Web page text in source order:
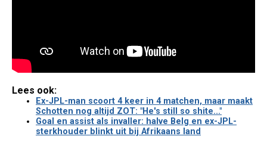
Lees ook:
Ex-JPL-man scoort 4 keer in 4 matchen, maar maakt
Schotten nog altijd ZOT: "He's still so shite..."
Goal en assist als invaller: halve Belg en ex-JPL-
sterkhouder blinkt uit bij Afrikaans land